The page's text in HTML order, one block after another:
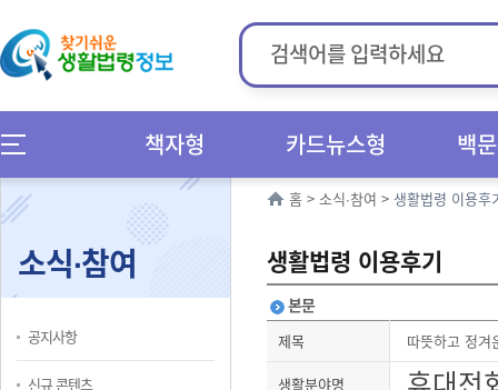
책자형 카드뉴스형 백
소식∙참여
공지사항
신규 콘텐츠
홈 > 소식∙참여 > 생활법령 이용후
생활법령 이용후기
본문
제목 따뜻하고 정겨
생활분야명